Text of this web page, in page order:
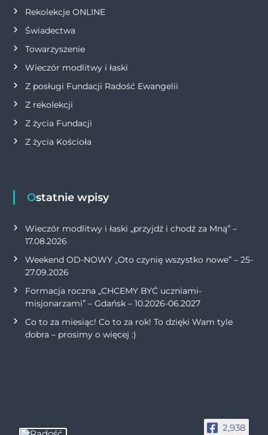
Rekolekcje ONLINE
Świadectwa
Towarzyszenie
Wieczór modlitwy i łaski
Z posługi Fundacji Radość Ewangelii
Z rekolekcji
Z życia Fundacji
Z życia Kościoła
Ostatnie wpisy
Wieczór modlitwy i łaski „przyjdź i chodź za Mną” –
17.08.2026
Weekend OD-NOWY „Oto czynię wszystko nowe” – 25-
27.09.2026
Formacja roczna „CHCEMY BYĆ uczniami-
misjonarzami” – Gdańsk – 10.2026-06.2027
Co to za miesiąc! Co to za rok! To dzięki Wam tyle
dobra – prosimy o więcej :)
2,938